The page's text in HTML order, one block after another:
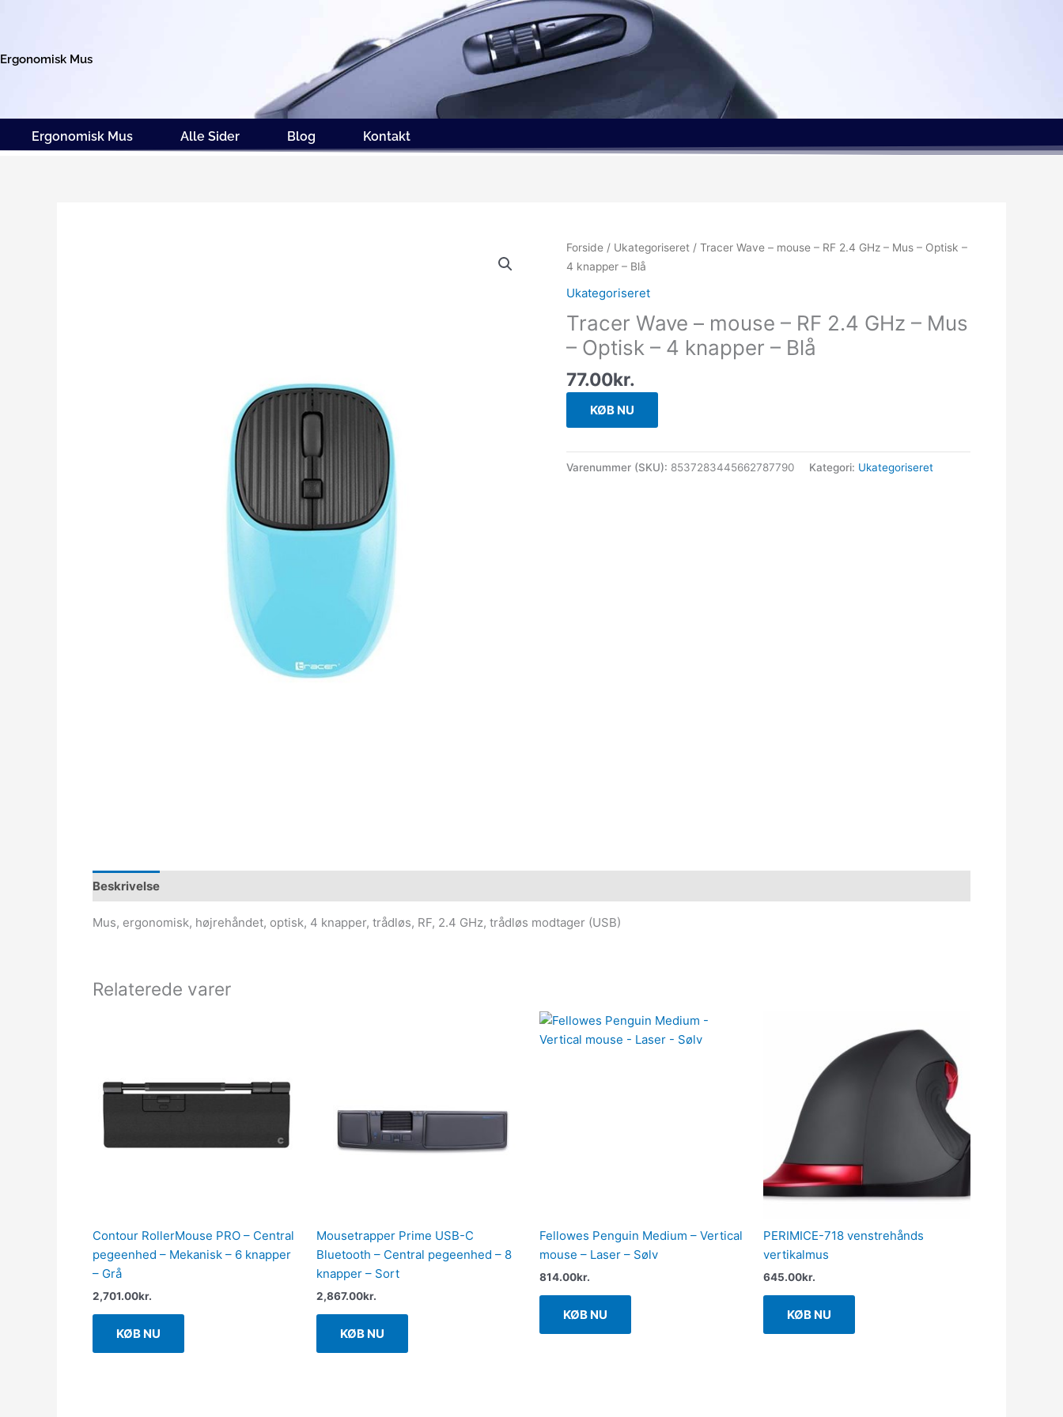
Ergonomisk Mus
Ergonomisk Mus Alle Sider Blog Kontakt
Forside / Ukategoriseret / Tracer Wave – mouse – RF 2.4 GHz – Mus – Optisk –
4 knapper – Blå
Ukategoriseret
Tracer Wave – mouse – RF 2.4 GHz – Mus
– Optisk – 4 knapper – Blå
77.00kr.
KØB NU
Varenummer (SKU): 8537283445662787790 Kategori: Ukategoriseret
Beskrivelse
Mus, ergonomisk, højrehåndet, optisk, 4 knapper, trådløs, RF, 2.4 GHz, trådløs modtager (USB)
Relaterede varer
Contour RollerMouse PRO – Central
pegeenhed – Mekanisk – 6 knapper
– Grå
2,701.00kr.
KØB NU
Mousetrapper Prime USB-C
Bluetooth – Central pegeenhed – 8
knapper – Sort
2,867.00kr.
KØB NU
Fellowes Penguin Medium – Vertical
mouse – Laser – Sølv
814.00kr.
KØB NU
PERIMICE-718 venstrehånds
vertikalmus
645.00kr.
KØB NU